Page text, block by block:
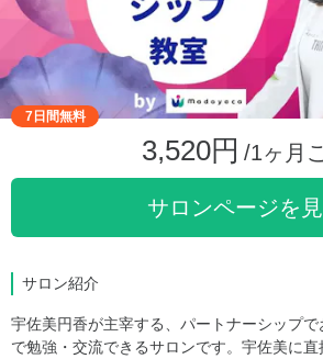
7日間無料
3,520円 /1ヶ月
サロンページを
サロン紹介
宇佐美円香が主宰する、パートナーシップ
で勉強・交流できるサロンです。宇佐美に